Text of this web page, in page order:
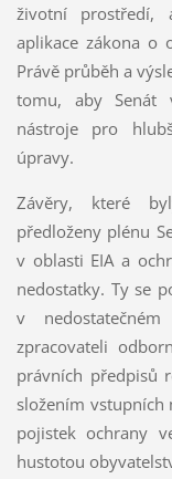
životní prostředí,
aplikace zákona o
Právě průběh a
tomu, aby Senát
nástroje pro
úpravy.
Závěry, které
předloženy plénu
v oblasti EIA a
nedostatky. Ty se
v
zpracovateli
právních předpisů
složením vstupních
pojistek ochrany
hustotou